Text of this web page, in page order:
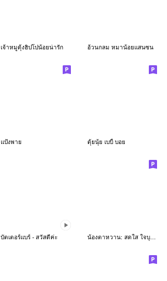
เจ้าหมูดุ้งฮิปโปน้อยน่ารัก อ้วนกลม หมาน้อยแสนซน
แป้งพาย ตุ้ยนุ้ย เบบี้ บอย
บัตเตอร์แบร์ - สวัสดีค่ะ น้องตาหวาน: สดใส ใจบุญ (สีพาสเทล)